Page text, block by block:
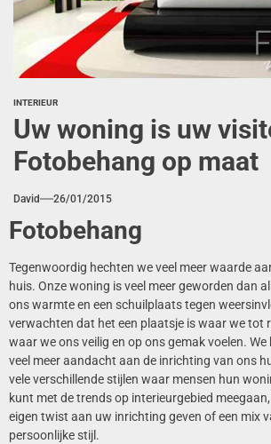
INTERIEUR
Uw woning is uw
Fotobehang op maat
David 26/01/2015
Fotobehang
Tegenwoordig hechten we veel meer waarde
huis. Onze woning is veel meer geworden dan
ons warmte en een schuilplaats tegen
verwachten dat het een plaatsje is waar we tot
waar we ons veilig en op ons gemak voelen.
veel meer aandacht aan de inrichting van ons
vele verschillende stijlen waar mensen hun
kunt met de trends op interieurgebied
eigen twist aan uw inrichting geven of een mix
persoonlijke stijl.